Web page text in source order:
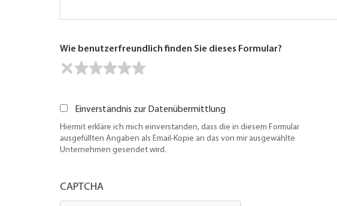
Wie benutzerfreundlich finden Sie dieses Formular?
Einverständnis zur Datenübermittlung
Hiermit erkläre ich mich einverstanden, dass die in diesem Formular
ausgefüllten Angaben als Email-Kopie an das von mir ausgewählte
Unternehmen gesendet wird.
CAPTCHA